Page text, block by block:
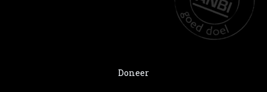
Doneer